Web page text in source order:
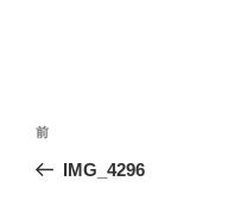
投
ナ
前
の
前
IMG_4296